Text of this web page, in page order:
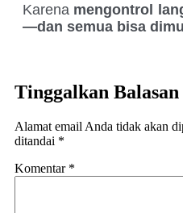
Karena mengontrol
—dan semua bisa
Tinggalkan Balasan
Alamat email Anda tidak akan
ditandai *
Komentar *